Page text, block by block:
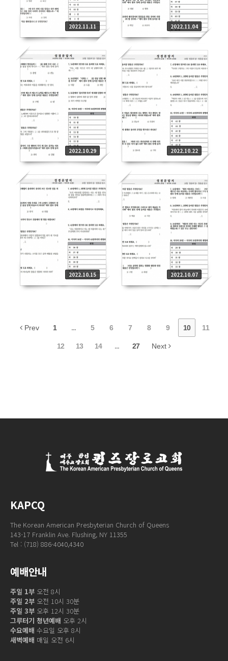
2022.11.11 2022.11.04
2022.10.29 2022.10.22
2022.10.15 2022.10.07
Prev 1 ... 5 6 7 8 9 10 11
12 13 14 ... 27 Next
KAPCQ
The Korean American Presbyterian Church of Queens
143-17 Franklin Ave. Flushing, NY 11355
Tel : (718) 886-4040,4340
예배안내
주일 1부 오전 8시
주일 2부 오전 10시 30분
주일 3부 오후 12시 30분
그루터기 청년예배 오후 2시
수요예배 수요일 오후 8시
새벽예배 매일 오전 6시